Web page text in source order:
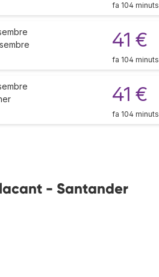
fa 104 minuts
41 €
fa 104 minuts
41 €
fa 104 minuts
- Santander